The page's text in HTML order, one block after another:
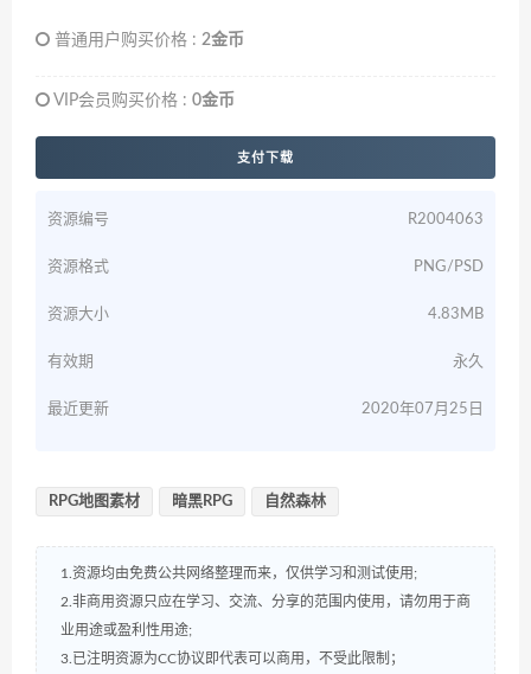
普通用户购买价格 : 2金币
VIP会员购买价格 : 0金币
支付下载
资源编号 R2004063
资源格式 PNG/PSD
资源大小 4.83MB
有效期 永久
最近更新 2020年07月25日
RPG地图素材 暗黑RPG 自然森林
1.资源均由免费公共网络整理而来，仅供学习和测试使用;
2.非商用资源只应在学习、交流、分享的范围内使用，请勿用于商
业用途或盈利性用途;
3.已注明资源为CC协议即代表可以商用，不受此限制；